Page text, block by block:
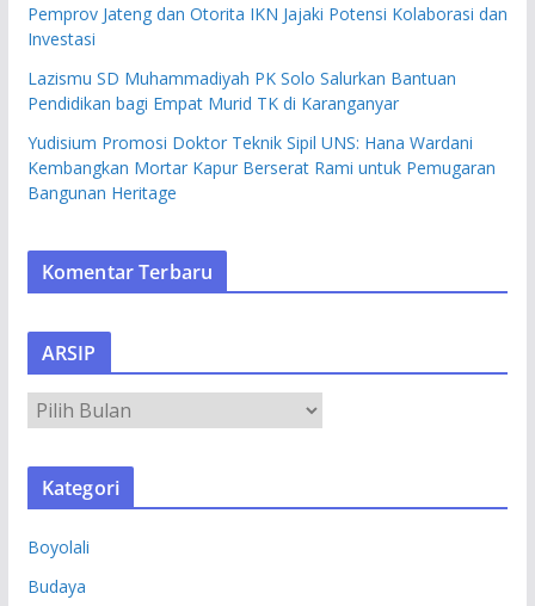
Pemprov Jateng dan Otorita IKN Jajaki Potensi Kolaborasi dan
Investasi
Lazismu SD Muhammadiyah PK Solo Salurkan Bantuan
Pendidikan bagi Empat Murid TK di Karanganyar
Yudisium Promosi Doktor Teknik Sipil UNS: Hana Wardani
Kembangkan Mortar Kapur Berserat Rami untuk Pemugaran
Bangunan Heritage
Komentar Terbaru
ARSIP
R
S
Kategori
Boyolali
Budaya